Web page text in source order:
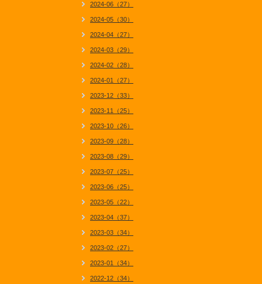
2024-06（27）
2024-05（30）
2024-04（27）
2024-03（29）
2024-02（28）
2024-01（27）
2023-12（33）
2023-11（25）
2023-10（26）
2023-09（28）
2023-08（29）
2023-07（25）
2023-06（25）
2023-05（22）
2023-04（37）
2023-03（34）
2023-02（27）
2023-01（34）
2022-12（34）